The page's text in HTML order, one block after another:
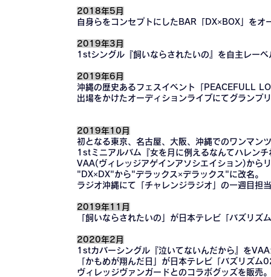
2018年5月
自身らをコンセプトにしたBAR「DX×BOX」をオ
2019年3月
1stシングル『飼いならされたいの』を自主レー
2019年6月
沖縄の歴史あるフェスイベント「PEACEFULL
出場をかけたオーディションライブにてグランプ
2019年10月
初となる東京、名古屋、大阪、沖縄でのワンマン
1stミニアルバム『女を月に例えるなんてハレンチ
VAA(ヴィレッジアゲインアソシエイション)から
"DX×DX"から"デラックス×デラックス"に改名。
ラジオ沖縄にて「チャレンジラジオ」の一週目担
2019年11月
「飼いならされたいの」が日本テレビ「バズリズ
2020年2月
1stカバーシングル『泣いてないんだから』を
「かもめが翔んだ日」が日本テレビ「バズリズム
ヴィレッジヴァンガードとのコラボグッズを販売。